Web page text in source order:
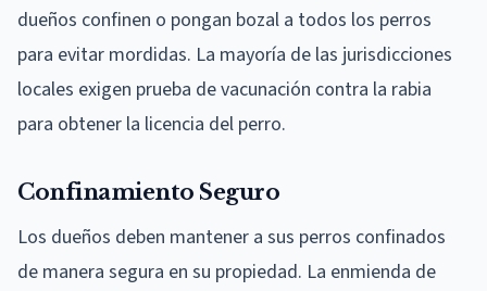
dueños confinen o pongan bozal a todos los perros
para evitar mordidas. La mayoría de las jurisdicciones
locales exigen prueba de vacunación contra la rabia
para obtener la licencia del perro.
Confinamiento Seguro
Los dueños deben mantener a sus perros confinados
de manera segura en su propiedad. La enmienda de